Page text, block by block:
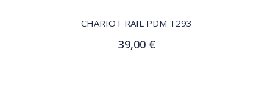
CHARIOT RAIL PDM T293
39,00 €
Ajouter au panier